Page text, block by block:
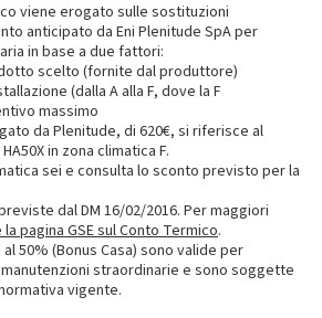
viene erogato sulle sostituzioni
anticipato da Eni Plenitude SpA per
in base a due fattori:
scelto (fornite dal produttore)
(dalla A alla F, dove la F
massimo
da Plenitude, di 620€, si riferisce al
in zona climatica F.
sei e consulta lo sconto previsto per la
dal DM 16/02/2016. Per maggiori
pagina GSE sul Conto Termico.
50% (Bonus Casa) sono valide per
straordinarie e sono soggette
vigente.